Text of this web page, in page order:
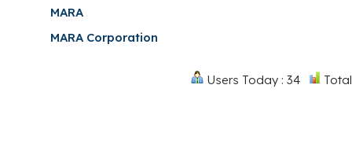
Users Today : 34
MARA
MARA Corporation